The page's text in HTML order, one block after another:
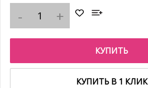
КУПИТЬ
КУПИТЬ В 1 КЛИК